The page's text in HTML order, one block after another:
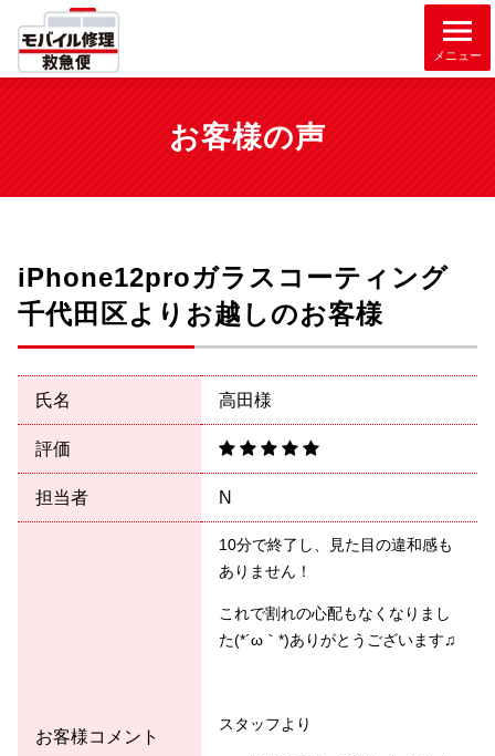
メニュー
お客様の声
iPhone12proガラスコーティング
千代田区よりお越しのお客様
氏名 高田様
評価
担当者 N
お客様コメント
10分で終了し、見た目の違和感も
ありません！
これで割れの心配もなくなりまし
た(*´ω｀*)ありがとうございます♫
スタッフより